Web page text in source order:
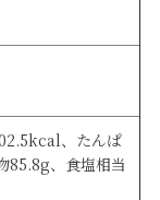
、たんぱ
85.8g、食塩相当